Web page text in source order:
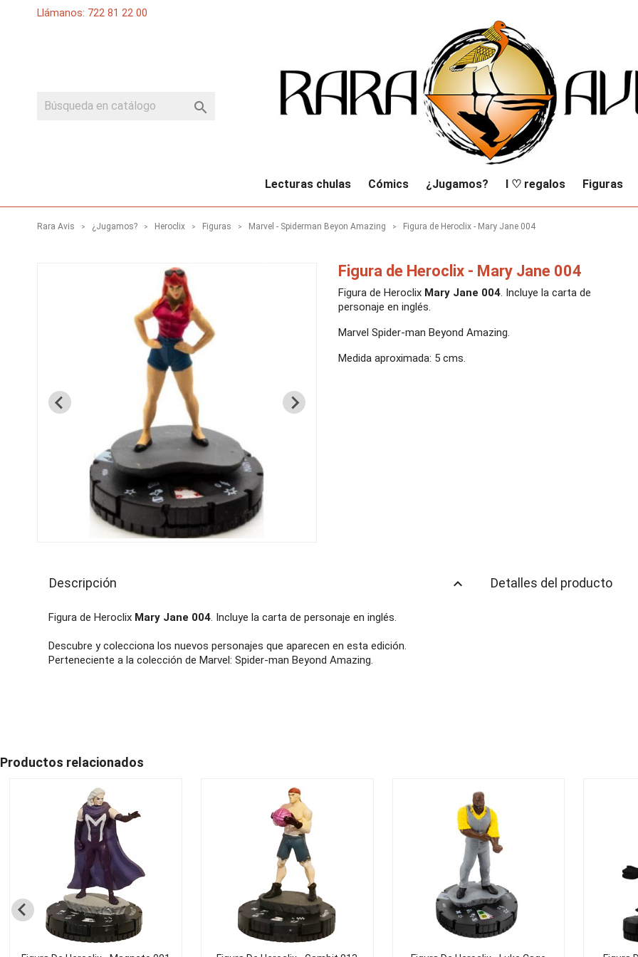
Llámanos: 722 81 22 00

Lecturas chulas Cómics ¿Jugamos? I ♡ regalos Figuras
Rara Avis ¿Jugamos? Heroclix Figuras Marvel - Spiderman Beyon Amazing Figura de Heroclix - Mary Jane 004
Figura de Heroclix - Mary Jane 004
Figura de Heroclix Mary Jane 004. Incluye la carta de
personaje en inglés.
Marvel Spider-man Beyond Amazing.
Medida aproximada: 5 cms.
Descripción keyboard_arrow_up
Figura de Heroclix Mary Jane 004. Incluye la carta de personaje en inglés.
Descubre y colecciona los nuevos personajes que aparecen en esta edición.
Perteneciente a la colección de Marvel: Spider-man Beyond Amazing.
Detalles del producto
Productos relacionados